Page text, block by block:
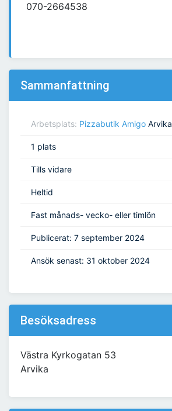
070-2664538
Sammanfattning
Arbetsplats: Pizzabutik Amigo Arvika
1 plats
Tills vidare
Heltid
Fast månads- vecko- eller timlön
Publicerat: 7 september 2024
Ansök senast: 31 oktober 2024
Besöksadress
Västra Kyrkogatan 53
Arvika